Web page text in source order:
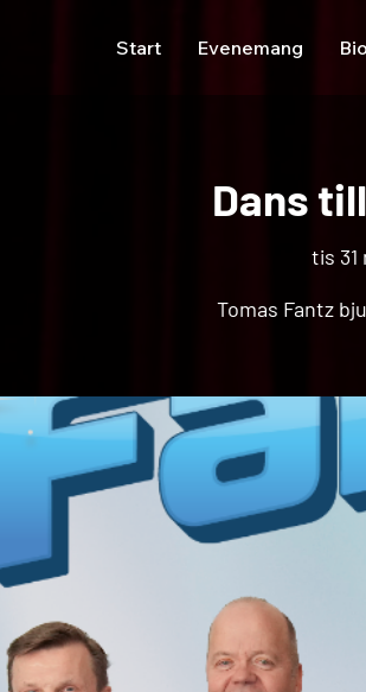
Start Evenemang
Dans
tis 31
Tomas Fantz